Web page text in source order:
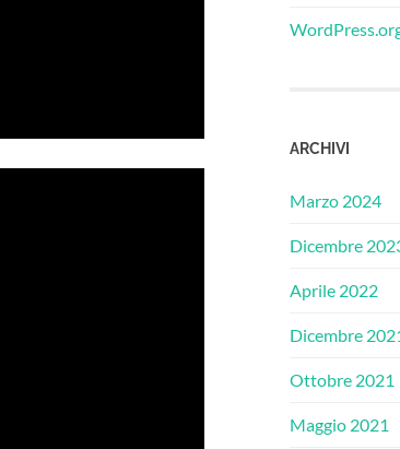
ARCHIVI
Marzo 2024
Dicembre
Aprile 2022
Dicembre
Ottobre 2021
Maggio 2021